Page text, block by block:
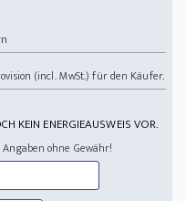
(incl. MwSt.) für den Käufer.
KEIN ENERGIEAUSWEIS VOR.
ohne Gewähr!